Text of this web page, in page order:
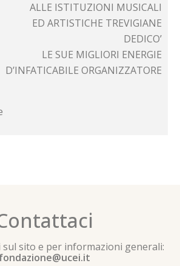
ALLE ISTITUZIONI MUSICALI
ED ARTISTICHE TREVIGIANE
DEDICO’
LE SUE MIGLIORI ENERGIE
D’INFATICABILE ORGANIZZATORE
sul sito e per informazioni generali:
fondazione@ucei.it